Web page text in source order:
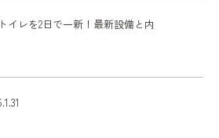
イレを2日で一新！最新設備と内